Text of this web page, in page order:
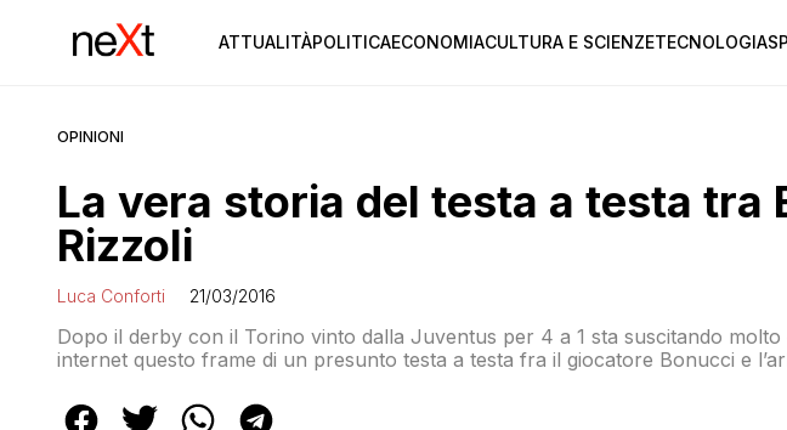
ATTUALITÀPOLITICAECONOMIACULTURA E SCIENZETECNOLOGIA
OPINIONI
La vera storia del testa a testa tra
Rizzoli
Luca Conforti 21/03/2016
Dopo il derby con il Torino vinto dalla Juventus per 4 a 1 sta suscitando
internet questo frame di un presunto testa a testa fra il giocatore Bonucci e